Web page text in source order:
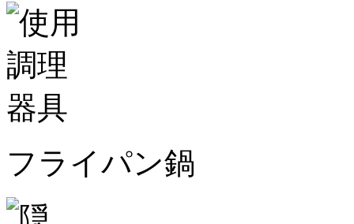
フライパン鍋